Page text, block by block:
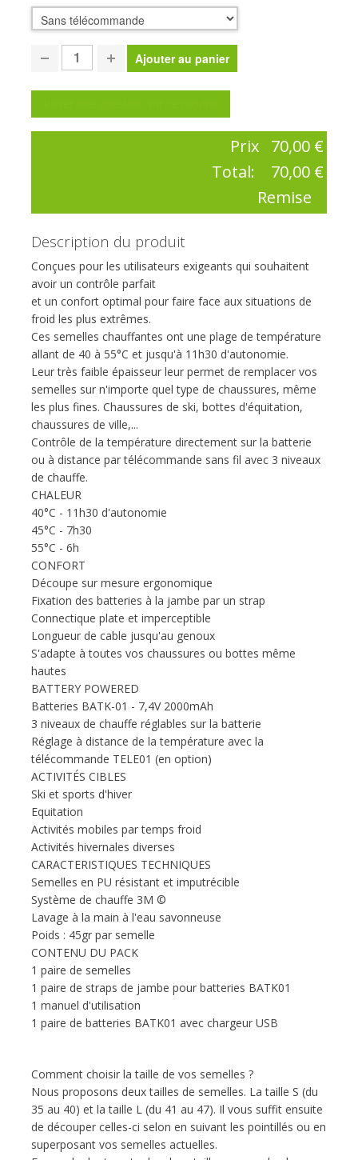
Prix 70,00 €
Total:
70,00 €
Remise
Description du produit
Conçues pour les utilisateurs exigeants qui souhaitent
avoir un contrôle parfait
et un confort optimal pour faire face aux situations de
froid les plus extrêmes.
Ces semelles chauffantes ont une plage de température
allant de 40 à 55°C et jusqu'à 11h30 d'autonomie.
Leur très faible épaisseur leur permet de remplacer vos
semelles sur n'importe quel type de chaussures, même
les plus fines. Chaussures de ski, bottes d'équitation,
chaussures de ville,...
Contrôle de la température directement sur la batterie
ou à distance par télécommande sans fil avec 3 niveaux
de chauffe.
CHALEUR
40°C - 11h30 d'autonomie
45°C - 7h30
55°C - 6h
CONFORT
Découpe sur mesure ergonomique
Fixation des batteries à la jambe par un strap
Connectique plate et imperceptible
Longueur de cable jusqu'au genoux
S'adapte à toutes vos chaussures ou bottes même
hautes
BATTERY POWERED
Batteries BATK-01 - 7,4V 2000mAh
3 niveaux de chauffe réglables sur la batterie
Réglage à distance de la température avec la
télécommande TELE01 (en option)
ACTIVITÉS CIBLES
Ski et sports d'hiver
Equitation
Activités mobiles par temps froid
Activités hivernales diverses
CARACTERISTIQUES TECHNIQUES
Semelles en PU résistant et imputrécible
Système de chauffe 3M ©
Lavage à la main à l'eau savonneuse
Poids : 45gr par semelle
CONTENU DU PACK
1 paire de semelles
1 paire de straps de jambe pour batteries BATK01
1 manuel d'utilisation
1 paire de batteries BATK01 avec chargeur USB
Comment choisir la taille de vos semelles ?
Nous proposons deux tailles de semelles. La taille S (du
35 au 40) et la taille L (du 41 au 47). Il vous suffit ensuite
de découper celles-ci selon en suivant les pointillés ou en
superposant vos semelles actuelles.